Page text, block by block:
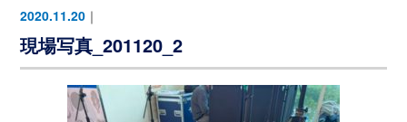
2020.11.20 ｜
現場写真_201120_2